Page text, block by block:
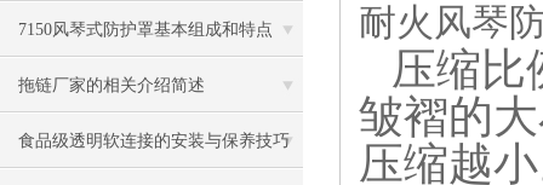
7150风琴式防护罩基本组成和特点
拖链厂家的相关介绍简述
食品级透明软连接的安装与保养技巧
耐火风琴
压缩比
皱褶的
压缩越